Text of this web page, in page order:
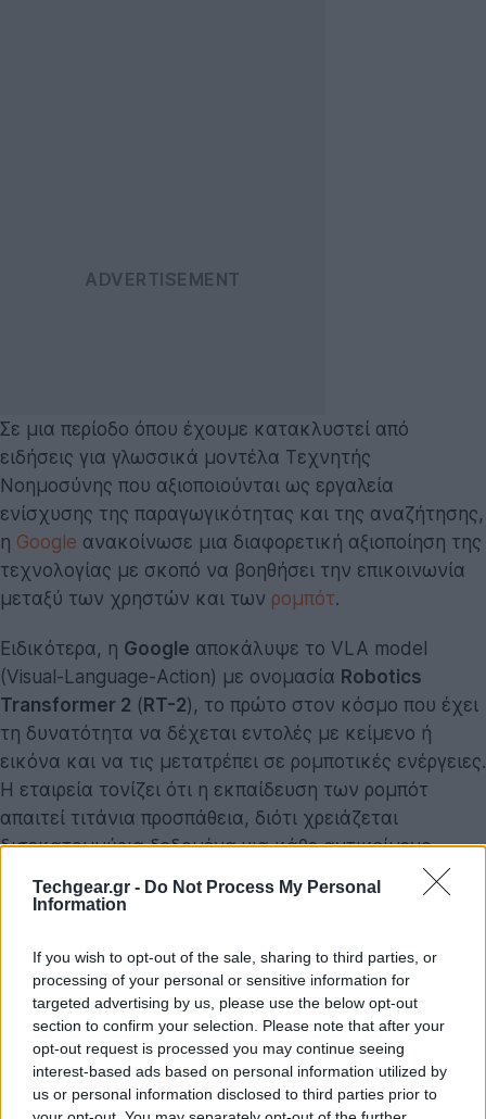
Techgear.gr - Do Not Process My Personal
Information
If you wish to opt-out of the sale, sharing to third parties, or
processing of your personal or sensitive information for
targeted advertising by us, please use the below opt-out
section to confirm your selection. Please note that after your
opt-out request is processed you may continue seeing
interest-based ads based on personal information utilized by
us or personal information disclosed to third parties prior to
Σε μια περίοδο όπου έχουμε κατακλυστεί από
ειδήσεις για γλωσσικά μοντέλα Τεχνητής
Νοημοσύνης που αξιοποιούνται ως εργαλεία
ενίσχυσης της παραγωγικότητας και της αναζήτησης,
η Google ανακοίνωσε μια διαφορετική αξιοποίηση της
τεχνολογίας με σκοπό να βοηθήσει την επικοινωνία
μεταξύ των χρηστών και των ρομπότ.
Ειδικότερα, η Google αποκάλυψε το VLA model
(Visual-Language-Action) με ονομασία Robotics
Transformer 2 (RT-2), το πρώτο στον κόσμο που έχει
τη δυνατότητα να δέχεται εντολές με κείμενο ή
εικόνα και να τις μετατρέπει σε ρομποτικές ενέργειες.
Η εταιρεία τονίζει ότι η εκπαίδευση των ρομπότ
απαιτεί τιτάνια προσπάθεια, διότι χρειάζεται
δισεκατομμύρια δεδομένα για κάθε αντικείμενο,
περιβάλλον, διεργασία και κατάσταση. Παρόλα αυτά,
με τοRT-2θεωρεί πως ανοίγει ο δρόμος για την